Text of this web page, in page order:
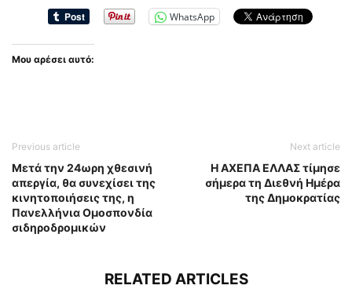
WhatsApp
Μου αρέσει αυτό:
Previous article
Μετά την 24ωρη χθεσινή
απεργία, θα συνεχίσει της
κινητοποιήσεις της, η
Πανελλήνια Ομοσπονδία
σιδηροδρομικών
Next article
Η ΑΧΕΠΑ ΕΛΛΑΣ τίμησε
σήμερα τη Διεθνή Ημέρα
της Δημοκρατίας
RELATED ARTICLES